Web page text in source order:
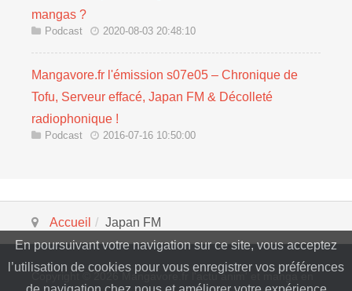
mangas ?
Podcast 2020-08-03 20:48:10
Mangavore.fr l'émission s07e05 – Chronique de
Tofu, Serveur effacé, Japan FM & Décolleté
radiophonique !
Podcast 2016-07-16 10:50:00
Accueil Japan FM
Copyright © 2026 Mangavore.fr l'actu anim' et manga en
En poursuivant votre navigation sur ce site, vous acceptez
l’utilisation de cookies pour vous enregistrer vos préférences